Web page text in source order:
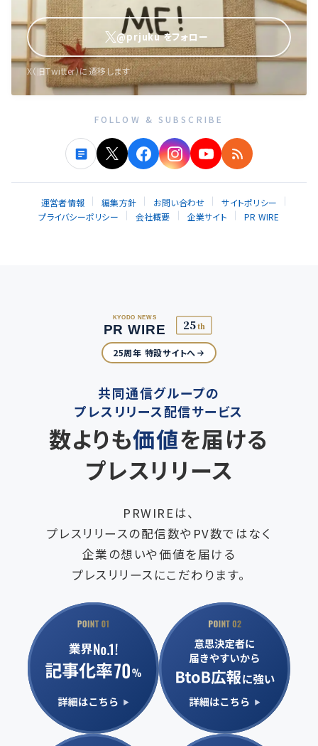
@prjuku をフォロー
X（旧Twitter）に遷移します
FOLLOW & SUBSCRIBE
運営者情報 編集方針 お問い合わせ
サイトポリシー
プライバシーポリシー
会社概要 企業サイト PR WIRE
25周年 特設サイトへ
共同通信グループの
プレスリリース配信サービス
数よりも価値を届ける
プレスリリース
PRWIREは、
プレスリリースの配信数やPV数ではなく
企業の想いや価値を届ける
プレスリリースにこだわります。